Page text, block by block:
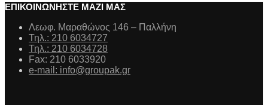
ΕΠΙΚΟΙΝΩΝΗΣΤΕ ΜΑΖΙ ΜΑΣ
Λεωφ. Μαραθώνος 146 – Παλλήνη
Τηλ.: 210 6034727
Τηλ.: 210 6034728
Fax: 210 6033920
e-mail: info@groupak.gr